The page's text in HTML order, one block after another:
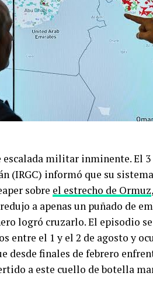
escalada militar inminente. El 3
(IRGC) informó que su
sobre el estrecho de Ormuz
a apenas un puñado de
logró cruzarlo. El episodio
entre el 1 y el 2 de agosto y
desde finales de febrero
a este cuello de botella